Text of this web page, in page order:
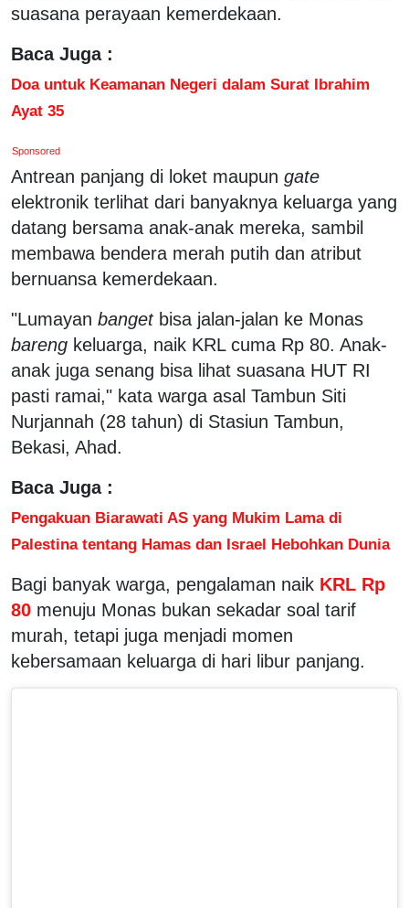
suasana perayaan kemerdekaan.
Baca Juga :
Doa untuk Keamanan Negeri dalam Surat Ibrahim
Ayat 35
Sponsored
Antrean panjang di loket maupun gate
elektronik terlihat dari banyaknya keluarga yang
datang bersama anak-anak mereka, sambil
membawa bendera merah putih dan atribut
bernuansa kemerdekaan.
"Lumayan bangetbisa jalan-jalan ke Monas
bareng keluarga, naik KRL cuma Rp 80. Anak-
anak juga senang bisa lihat suasana HUT RI
pasti ramai," kata warga asal Tambun Siti
Nurjannah (28 tahun) di Stasiun Tambun,
Bekasi, Ahad.
Baca Juga :
Pengakuan Biarawati AS yang Mukim Lama di
Palestina tentang Hamas dan Israel Hebohkan Dunia
Bagi banyak warga, pengalaman naik KRL Rp
80 menuju Monas bukan sekadar soal tarif
murah, tetapi juga menjadi momen
kebersamaan keluarga di hari libur panjang.